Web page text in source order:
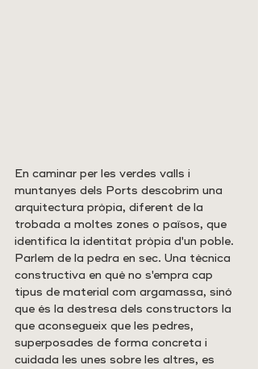
En caminar per les verdes valls i
muntanyes dels Ports descobrim una
arquitectura pròpia, diferent de la
trobada a moltes zones o països, que
identifica la identitat pròpia d'un poble.
Parlem de la pedra en sec. Una tècnica
constructiva en què no s'empra cap
tipus de material com argamassa, sinó
que és la destresa dels constructors la
que aconsegueix que les pedres,
superposades de forma concreta i
cuidada les unes sobre les altres, es